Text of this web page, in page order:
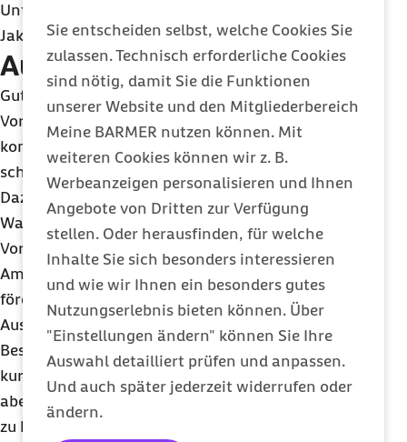
Sie entscheiden selbst, welche Cookies Sie
zulassen. Technisch erforderliche Cookies
sind nötig, damit Sie die Funktionen
unserer Website und den Mitgliederbereich
Meine BARMER nutzen können. Mit
weiteren Cookies können wir z. B.
Werbeanzeigen personalisieren und Ihnen
Angebote von Dritten zur Verfügung
stellen. Oder herausfinden, für welche
Inhalte Sie sich besonders interessieren
und wie wir Ihnen ein besonders gutes
Nutzungserlebnis bieten können. Über
"Einstellungen ändern" können Sie Ihre
Auswahl detailliert prüfen und anpassen.
Und auch später jederzeit widerrufen oder
ändern.
Unterricht auch gut für die Konzentration", meint
Jakob-Pannier.
Ausgeschlafen in die Schule
Guter und ausreichender Schlaf ist eine wichtige
Voraussetzung dafür, dass das Schulkind
konzentriert am Unterricht teilnehmen und sich
schnell an die neue Situation gewöhnen kann.
Dazu gehören beispielsweise feste Schlaf- und
Wachzeiten oder auch ein Einschlafritual wie
Vorlesen oder sich über den Tag auszutauschen.
Am Nachmittag an der frischen Luft zu toben
fördert eine gesunde Nachtruhe und ist ein guter
Ausgleich für das lange Stillsitzen in der Schule.
Beschäftigungen wie Malen, Lesen oder Basteln
kurz vor dem Zubettgehen sind sinnvoll, um
abends besser abschalten und in den Schlaf finden
zu können.